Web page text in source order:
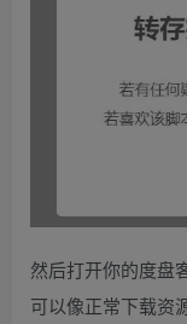
然后打开你的度盘
可以像正常下载资